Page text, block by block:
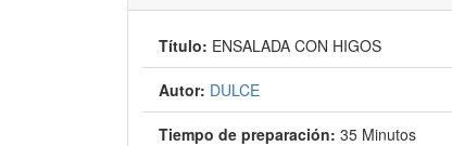
Título: ENSALADA CON HIGOS
Autor: DULCE
Tiempo de preparación: 35 Minutos